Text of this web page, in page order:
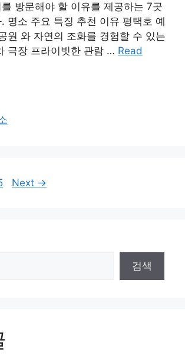
방문해야 할 이유를 제공하는 7곳
명소 주요 특징 추천 이유 평택호 예
원 와 자연의 조화를 경험할 수 있는
극장 프라이빗한 관람 … Read
Next →
검색